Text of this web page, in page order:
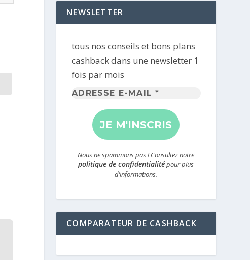
NEWSLETTER
tous nos conseils et bons plans
cashback dans une newsletter 1
fois par mois
Adresse
mail
*
Nous ne spammons pas ! Consultez notre
politique de confidentialitépour plus
d’informations.
COMPARATEUR DE CASHBACK